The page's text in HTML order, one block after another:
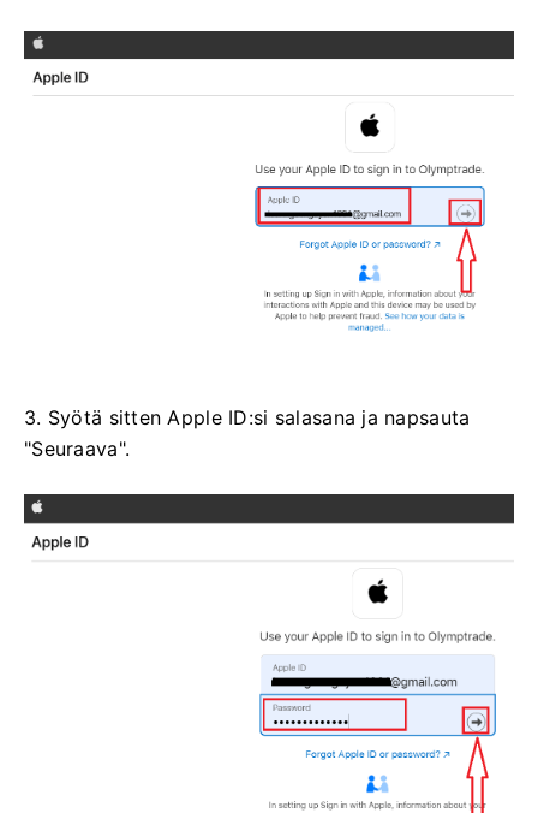
3. Syötä sitten Apple ID:si salasana ja napsauta
"Seuraava".